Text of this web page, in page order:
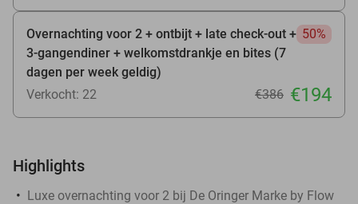
Overnachting voor 2 + ontbijt + late check-out +
3-gangendiner + welkomstdrankje en bites (7
dagen per week geldig)
50%
Verkocht: 22 €386 €194
Highlights
Luxe overnachting voor 2 bij De Oringer Marke by Flow